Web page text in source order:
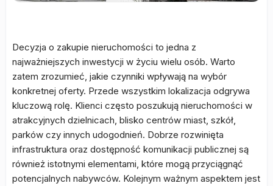
Decyzja o zakupie nieruchomości to jedna z
najważniejszych inwestycji w życiu wielu osób. Warto
zatem zrozumieć, jakie czynniki wpływają na wybór
konkretnej oferty. Przede wszystkim lokalizacja odgrywa
kluczową rolę. Klienci często poszukują nieruchomości w
atrakcyjnych dzielnicach, blisko centrów miast, szkół,
parków czy innych udogodnień. Dobrze rozwinięta
infrastruktura oraz dostępność komunikacji publicznej są
również istotnymi elementami, które mogą przyciągnąć
potencjalnych nabywców. Kolejnym ważnym aspektem jest